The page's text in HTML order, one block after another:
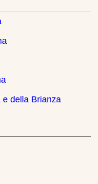
e della Brianza